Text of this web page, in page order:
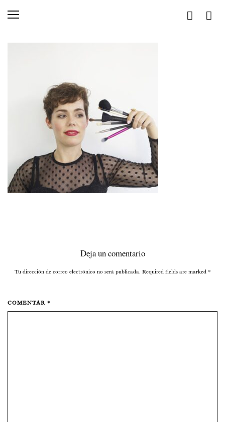
Deja un comentario
Tu dirección de correo electrónico no será publicada. Required fields are marked *
COMENTAR *